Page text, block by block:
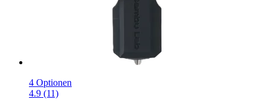
4 Optionen
4.9 (11)